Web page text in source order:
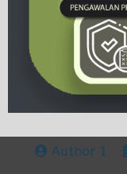
Author 1